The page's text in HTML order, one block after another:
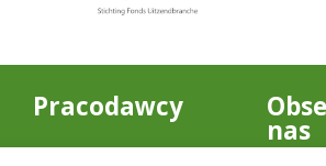
Pracodawcy
nas